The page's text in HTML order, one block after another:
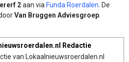
2aan via Funda Roerdalen . De
Van Bruggen Adviesgroep
Redactie
van Lokaalnieuwsroerdalen.nl